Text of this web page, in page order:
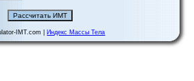
IMT.com | Индекс Массы Тела